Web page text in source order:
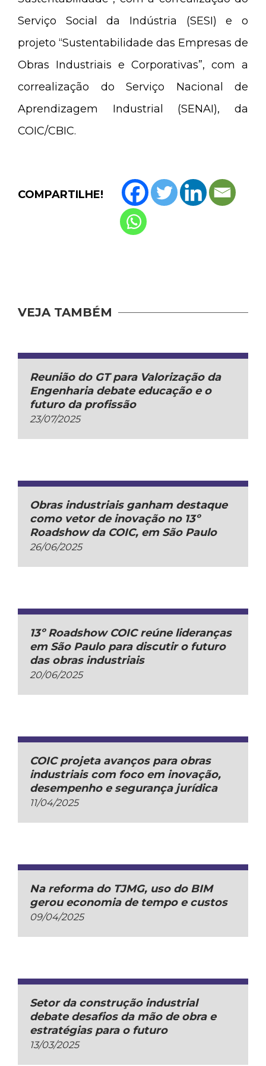
Serviço Social da Indústria (SESI) e o
projeto “Sustentabilidade das Empresas de
Obras Industriais e Corporativas”, com a
correalização do Serviço Nacional de
Aprendizagem Industrial (SENAI), da
COIC/CBIC.
COMPARTILHE!
VEJA TAMBÉM
Reunião do GT para Valorização da
Engenharia debate educação e o
futuro da profissão
23/07/2025
Obras industriais ganham destaque
como vetor de inovação no 13º
Roadshow da COIC, em São Paulo
26/06/2025
13º Roadshow COIC reúne lideranças
em São Paulo para discutir o futuro
das obras industriais
20/06/2025
COIC projeta avanços para obras
industriais com foco em inovação,
desempenho e segurança jurídica
11/04/2025
Na reforma do TJMG, uso do BIM
gerou economia de tempo e custos
09/04/2025
Setor da construção industrial
debate desafios da mão de obra e
estratégias para o futuro
13/03/2025